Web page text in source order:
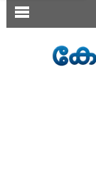
SECTIONS